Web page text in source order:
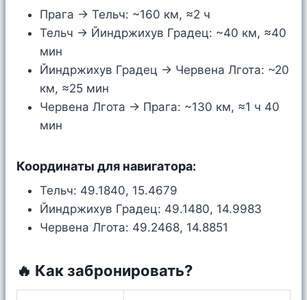
Прага → Тельч: ~160 км, ≈2 ч
Тельч → Йиндржихув Градец: ~40 км, ≈40
мин
Йиндржихув Градец → Червена Лгота: ~20
км, ≈25 мин
Червена Лгота → Прага: ~130 км, ≈1 ч 40
мин
Координаты для навигатора:
Тельч: 49.1840, 15.4679
Йиндржихув Градец: 49.1480, 14.9983
Червена Лгота: 49.2468, 14.8851
🔥 Как забронировать?